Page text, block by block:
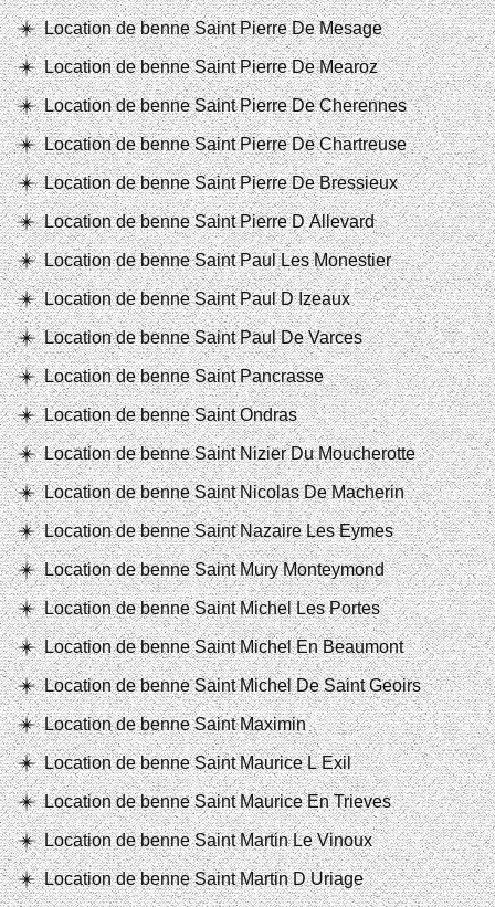
Location de benne Saint Pierre De Mesage
Location de benne Saint Pierre De Mearoz
Location de benne Saint Pierre De Cherennes
Location de benne Saint Pierre De Chartreuse
Location de benne Saint Pierre De Bressieux
Location de benne Saint Pierre D Allevard
Location de benne Saint Paul Les Monestier
Location de benne Saint Paul D Izeaux
Location de benne Saint Paul De Varces
Location de benne Saint Pancrasse
Location de benne Saint Ondras
Location de benne Saint Nizier Du Moucherotte
Location de benne Saint Nicolas De Macherin
Location de benne Saint Nazaire Les Eymes
Location de benne Saint Mury Monteymond
Location de benne Saint Michel Les Portes
Location de benne Saint Michel En Beaumont
Location de benne Saint Michel De Saint Geoirs
Location de benne Saint Maximin
Location de benne Saint Maurice L Exil
Location de benne Saint Maurice En Trieves
Location de benne Saint Martin Le Vinoux
Location de benne Saint Martin D Uriage